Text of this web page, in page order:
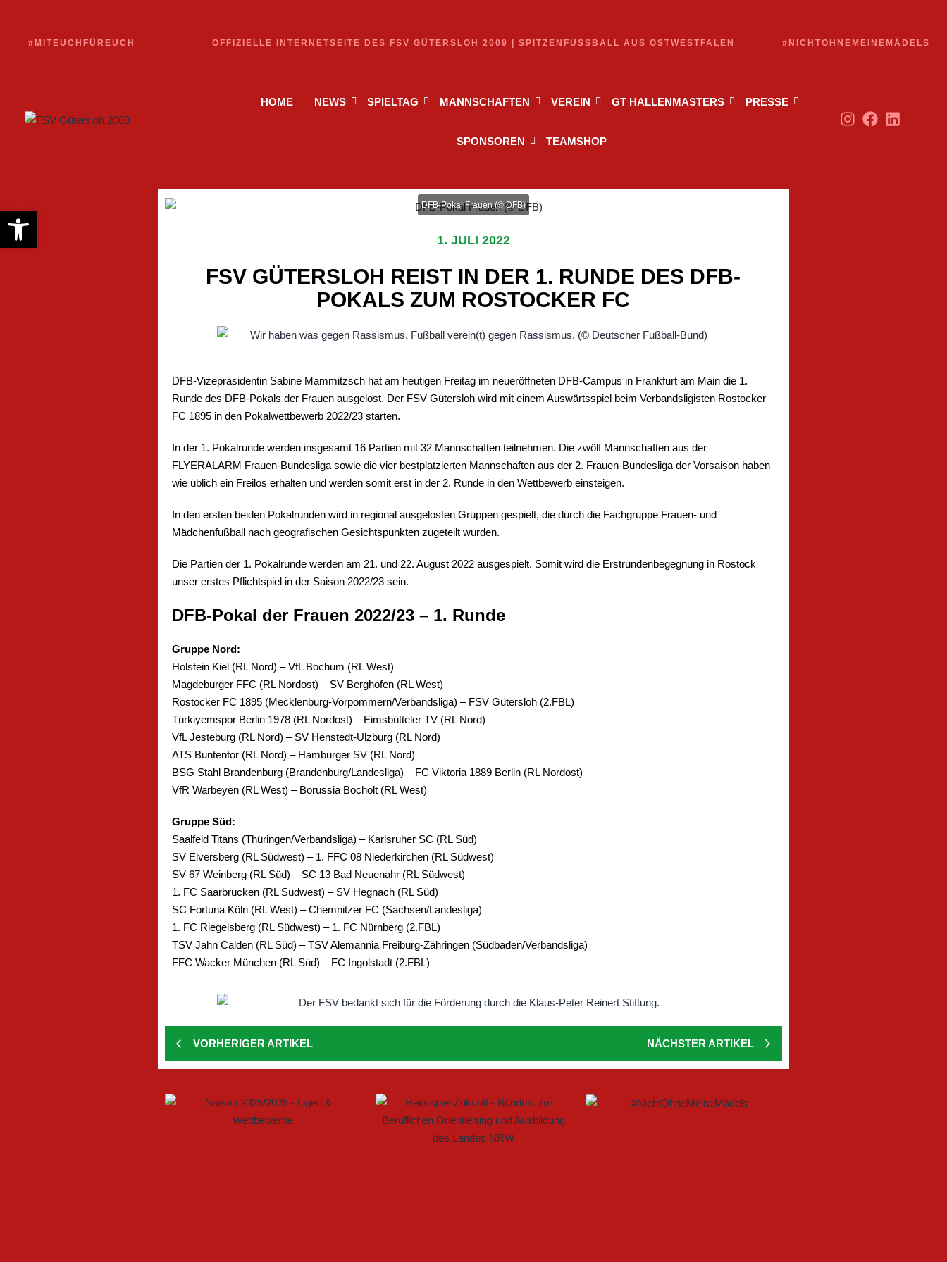
#MITEUCHFÜREUCH OFFIZIELLE INTERNETSEITE DES FSV GÜTERSLOH 2009 | SPITZENFUSSBALL AUS OSTWESTFALEN #NICHTOHNEMEINEMÄDELS
HOME NEWS SPIELTAG MANNSCHAFTEN VEREIN GT HALLENMASTERS PRESSE
SPONSOREN TEAMSHOP
DFB-Pokal Frauen (© DFB)
1. JULI 2022
FSV GÜTERSLOH REIST IN DER 1. RUNDE DES DFB-
POKALS ZUM ROSTOCKER FC
DFB-Vizepräsidentin Sabine Mammitzsch hat am heutigen Freitag im neueröffneten DFB-Campus in Frankfurt am Main die 1.
Runde des DFB-Pokals der Frauen ausgelost. Der FSV Gütersloh wird mit einem Auswärtsspiel beim Verbandsligisten Rostocker
FC 1895 in den Pokalwettbewerb 2022/23 starten.
In der 1. Pokalrunde werden insgesamt 16 Partien mit 32 Mannschaften teilnehmen. Die zwölf Mannschaften aus der
FLYERALARM Frauen-Bundesliga sowie die vier bestplatzierten Mannschaften aus der 2. Frauen-Bundesliga der Vorsaison haben
wie üblich ein Freilos erhalten und werden somit erst in der 2. Runde in den Wettbewerb einsteigen.
In den ersten beiden Pokalrunden wird in regional ausgelosten Gruppen gespielt, die durch die Fachgruppe Frauen- und
Mädchenfußball nach geografischen Gesichtspunkten zugeteilt wurden.
Die Partien der 1. Pokalrunde werden am 21. und 22. August 2022 ausgespielt. Somit wird die Erstrundenbegegnung in Rostock
unser erstes Pflichtspiel in der Saison 2022/23 sein.
DFB-Pokal der Frauen 2022/23 – 1. Runde
Gruppe Nord:
Holstein Kiel (RL Nord) – VfL Bochum (RL West)
Magdeburger FFC (RL Nordost) – SV Berghofen (RL West)
Rostocker FC 1895 (Mecklenburg-Vorpommern/Verbandsliga) – FSV Gütersloh (2.FBL)
Türkiyemspor Berlin 1978 (RL Nordost) – Eimsbütteler TV (RL Nord)
VfL Jesteburg (RL Nord) – SV Henstedt-Ulzburg (RL Nord)
ATS Buntentor (RL Nord) – Hamburger SV (RL Nord)
BSG Stahl Brandenburg (Brandenburg/Landesliga) – FC Viktoria 1889 Berlin (RL Nordost)
VfR Warbeyen (RL West) – Borussia Bocholt (RL West)
Gruppe Süd:
Saalfeld Titans (Thüringen/Verbandsliga) – Karlsruher SC (RL Süd)
SV Elversberg (RL Südwest) – 1. FFC 08 Niederkirchen (RL Südwest)
SV 67 Weinberg (RL Süd) – SC 13 Bad Neuenahr (RL Südwest)
1. FC Saarbrücken (RL Südwest) – SV Hegnach (RL Süd)
SC Fortuna Köln (RL West) – Chemnitzer FC (Sachsen/Landesliga)
1. FC Riegelsberg (RL Südwest) – 1. FC Nürnberg (2.FBL)
TSV Jahn Calden (RL Süd) – TSV Alemannia Freiburg-Zähringen (Südbaden/Verbandsliga)
FFC Wacker München (RL Süd) – FC Ingolstadt (2.FBL)
VORHERIGER ARTIKEL NÄCHSTER ARTIKEL
Werkzeugleiste öffnen